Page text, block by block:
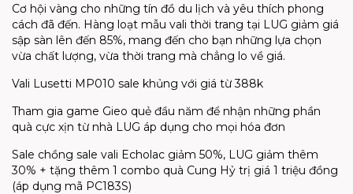
Cơ hội vàng cho những tín đồ du lịch và yêu thích phong
cách đã đến. Hàng loạt mẫu vali thời trang tại LUG giảm giá
sập sàn lên đến 85%, mang đến cho bạn những lựa chọn
vừa chất lượng, vừa thời trang mà chẳng lo về giá.
Vali Lusetti MP010 sale khủng với giá từ 388k
Tham gia game Gieo quẻ đầu năm để nhận những phần
quà cực xịn từ nhà LUG áp dụng cho mọi hóa đơn
Sale chồng sale vali Echolac giảm 50%, LUG giảm thêm
30% + tặng thêm 1 combo quà Cung Hỷ trị giá 1 triệu đồng
(áp dụng mã PC183S)